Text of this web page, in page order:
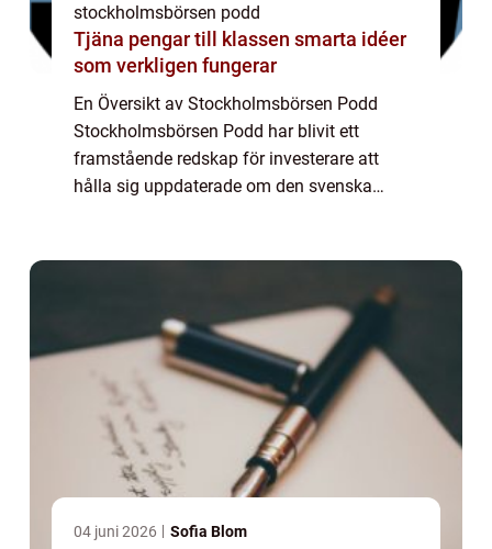
stockholmsbörsen podd
Tjäna pengar till klassen smarta idéer
som verkligen fungerar
En Översikt av Stockholmsbörsen Podd
Stockholmsbörsen Podd har blivit ett
framstående redskap för investerare att
hålla sig uppdaterade om den svenska
04 juni 2026 Sofia Blom